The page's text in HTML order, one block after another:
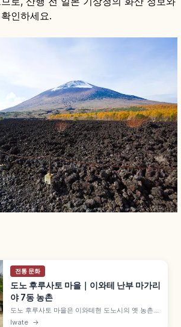
인하세요.
전통 문화
도노 후루사토 마을｜이와테 난부 마가리
야 7동 농촌
도노 후루사토 마을은 이와테현 도노시의 옛 농촌
마을 재현 시설로, 안채와 마구간이 L자형으로 결합
Iwate →